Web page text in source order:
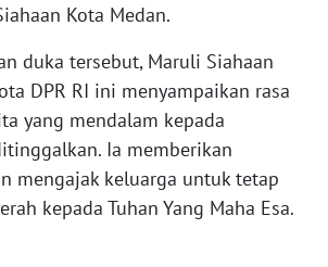
Kota Medan.
duka tersebut, Maruli Siahaan
DPR RI ini menyampaikan rasa
yang mendalam kepada
Ia memberikan
mengajak keluarga untuk tetap
kepada Tuhan Yang Maha Esa.